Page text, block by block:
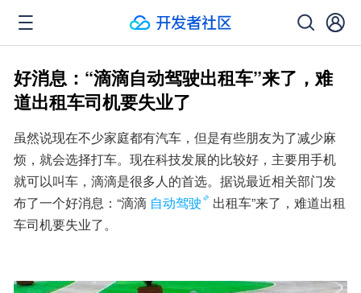
好消息：“滴滴自动驾驶出租车”来了，难
道出租车司机要失业了
虽然说现在不少家庭都有汽车，但是有些朋友为了减少麻
烦，就会选择打车。现在科技发展的比较好，主要用手机
就可以叫车，滴滴是很多人的首选。据说最近相关部门发
布了一个好消息：“滴滴 自动驾驶
出租车”来了，难道出租
车司机要失业了。